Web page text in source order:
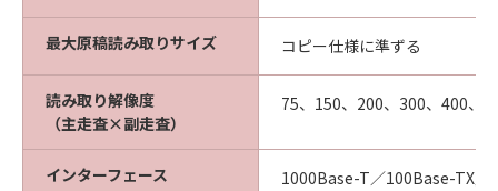
最大原稿読み取りサイズ コピー仕様に準ずる
読み取り解像度
（主走査×副走査）
75、150、200、300、400、
インターフェース 1000Base-T／100Base-TX／